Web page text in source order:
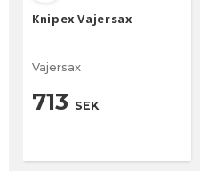
Knipex Vajersax
Vajersax
713 SEK